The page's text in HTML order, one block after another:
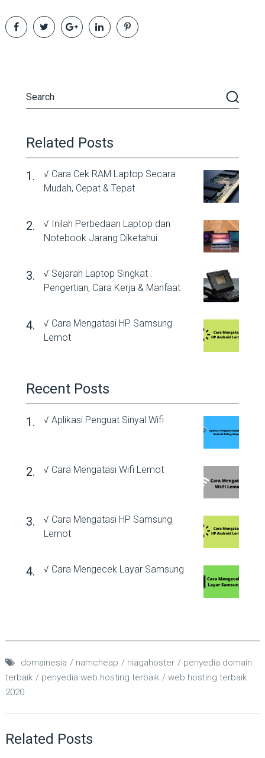
Related Posts
√ Cara Cek RAM Laptop Secara
Mudah, Cepat & Tepat
√ Inilah Perbedaan Laptop dan
Notebook Jarang Diketahui
√ Sejarah Laptop Singkat :
Pengertian, Cara Kerja & Manfaat
√ Cara Mengatasi HP Samsung
Lemot
Recent Posts
√ Aplikasi Penguat Sinyal Wifi
√ Cara Mengatasi Wifi Lemot
√ Cara Mengatasi HP Samsung
Lemot
√ Cara Mengecek Layar Samsung
domainesia namcheap niagahoster
penyedia domain
terbaik
penyedia web hosting terbaik
web hosting terbaik
2020
Related Posts